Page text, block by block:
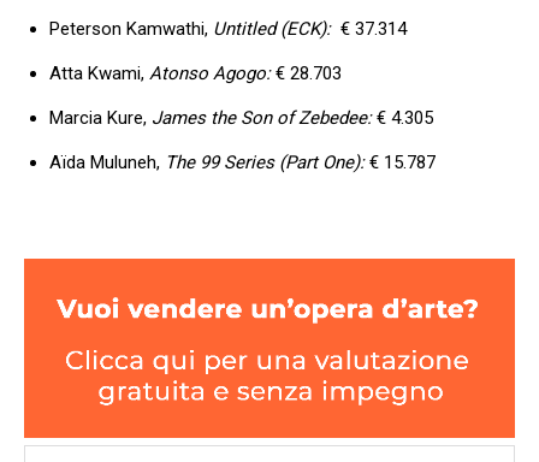
Peterson Kamwathi, Untitled (ECK): € 37.314
Atta Kwami, Atonso Agogo:€ 28.703
Marcia Kure, James the Son of Zebedee:€ 4.305
Aïda Muluneh, The 99 Series (Part One):€ 15.787